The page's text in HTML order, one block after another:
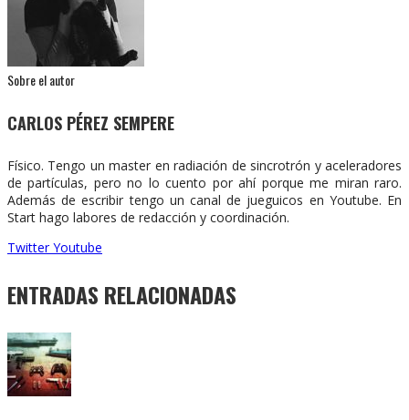
Sobre el autor
CARLOS PÉREZ SEMPERE
Físico. Tengo un master en radiación de sincrotrón y aceleradores
de partículas, pero no lo cuento por ahí porque me miran raro.
Además de escribir tengo un canal de jueguicos en Youtube. En
Start hago labores de redacción y coordinación.
Twitter Youtube
ENTRADAS RELACIONADAS